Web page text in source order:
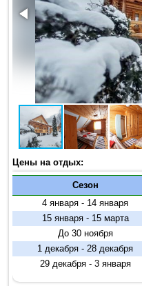
Цены на отдых:
Сезон
4 января - 14 января
15 января - 15 марта
До 30 ноября
1 декабря - 28 декабря
29 декабря - 3 января